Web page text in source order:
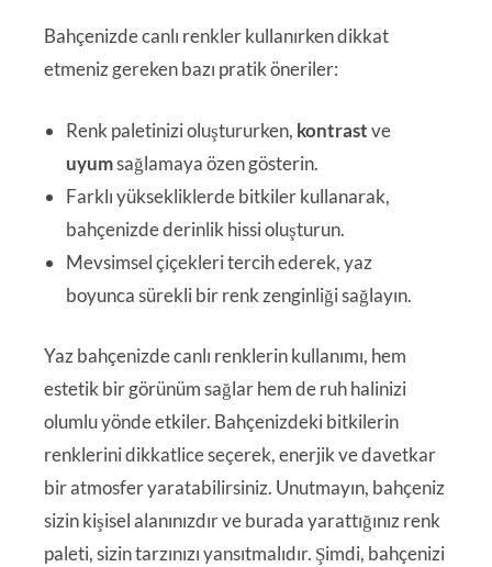
Bahçenizde canlı renkler kullanırken dikkat
etmeniz gereken bazı pratik öneriler:
Renk paletinizi oluştururken, kontrastve
uyumsağlamaya özen gösterin.
Farklı yüksekliklerde bitkiler kullanarak,
bahçenizde derinlik hissi oluşturun.
Mevsimsel çiçekleri tercih ederek, yaz
boyunca sürekli bir renk zenginliği sağlayın.
Yaz bahçenizde canlı renklerin kullanımı, hem
estetik bir görünüm sağlar hem de ruh halinizi
olumlu yönde etkiler. Bahçenizdeki bitkilerin
renklerini dikkatlice seçerek, enerjik ve davetkar
bir atmosfer yaratabilirsiniz. Unutmayın, bahçeniz
sizin kişisel alanınızdır ve burada yarattığınız renk
paleti, sizin tarzınızı yansıtmalıdır. Şimdi, bahçenizi